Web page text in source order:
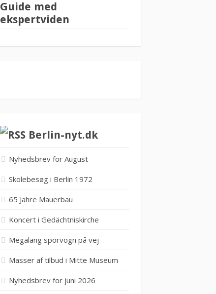
Guide med
ekspertviden
Berlin-nyt.dk
Nyhedsbrev for August
Skolebesøg i Berlin 1972
65 Jahre Mauerbau
Koncert i Gedächtniskirche
Megalang sporvogn på vej
Masser af tilbud i Mitte Museum
Nyhedsbrev for juni 2026